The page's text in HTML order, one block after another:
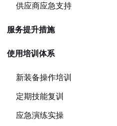
供应商应急支持
服务提升措施
使用培训体系
新装备操作培训
定期技能复训
应急演练实操